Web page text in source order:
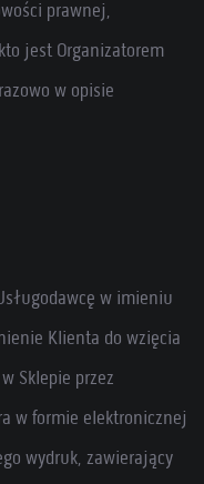
prawnej,
jest Organizatorem
w opisie
w imieniu
Klienta do wzięcia
Sklepie przez
w formie elektronicznej
wydruk, zawierający